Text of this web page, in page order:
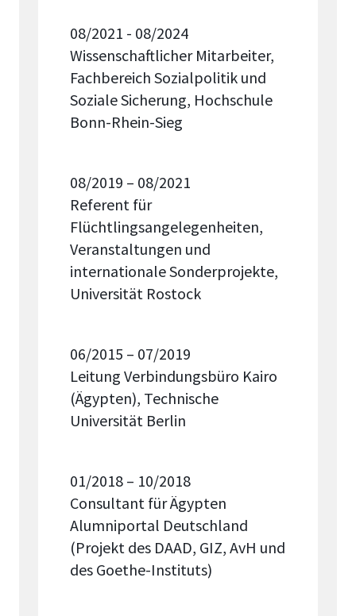
08/2021 - 08/2024
Wissenschaftlicher Mitarbeiter,
Fachbereich Sozialpolitik und
Soziale Sicherung, Hochschule
Bonn-Rhein-Sieg
08/2019 – 08/2021
Referent für
Flüchtlingsangelegenheiten,
Veranstaltungen und
internationale Sonderprojekte,
Universität Rostock
06/2015 – 07/2019
Leitung Verbindungsbüro Kairo
(Ägypten), Technische
Universität Berlin
01/2018 – 10/2018
Consultant für Ägypten
Alumniportal Deutschland
(Projekt des DAAD, GIZ, AvH und
des Goethe-Instituts)